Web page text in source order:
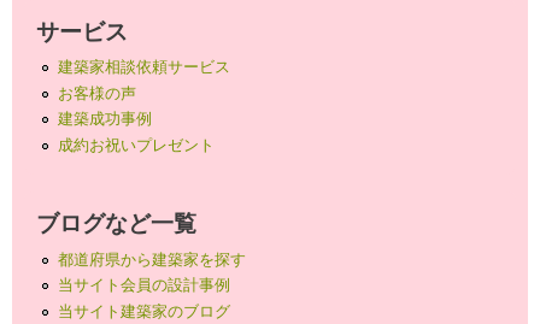
サービス
建築家相談依頼サービス
お客様の声
建築成功事例
成約お祝いプレゼント
ブログなど一覧
都道府県から建築家を探す
当サイト会員の設計事例
当サイト建築家のブログ